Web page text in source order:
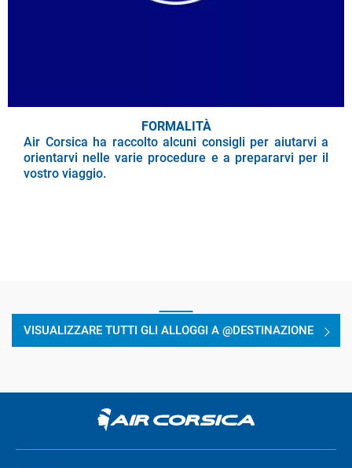
FORMALITÀ
Air Corsica ha raccolto alcuni consigli per aiutarvi a
orientarvi nelle varie procedure e a prepararvi per il
vostro viaggio.
VISUALIZZARE TUTTI GLI ALLOGGI A @DESTINAZIONE